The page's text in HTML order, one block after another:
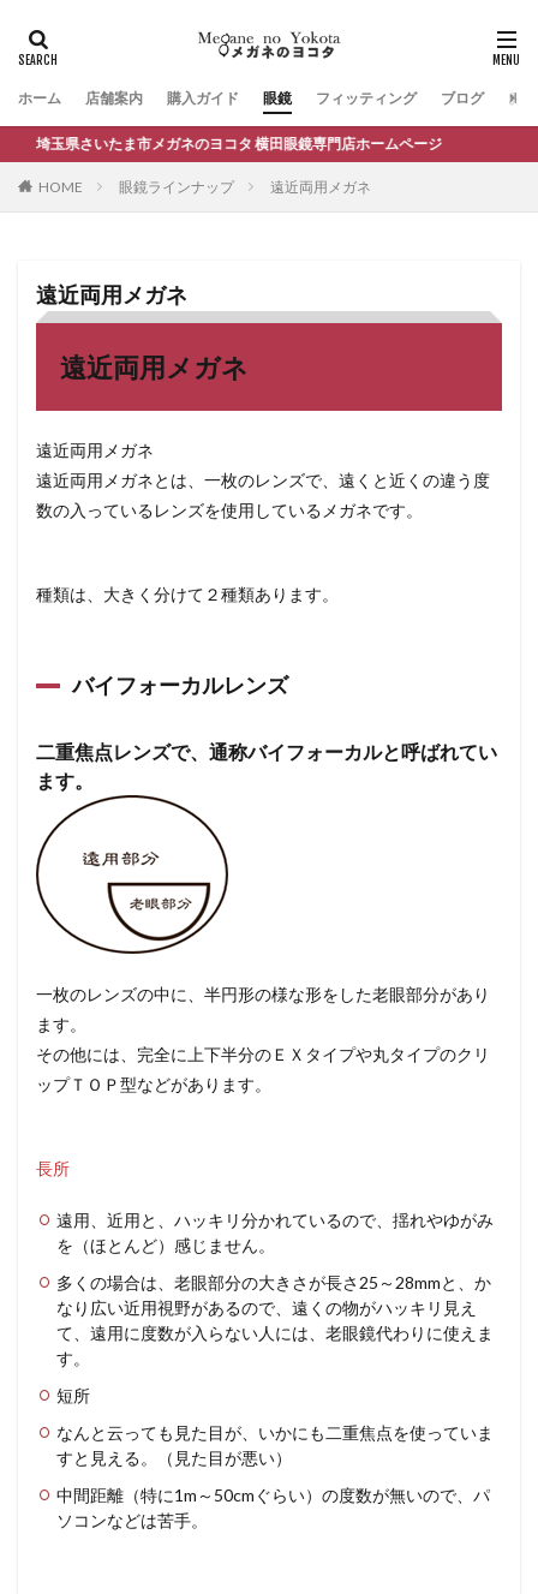
ホーム 店舗案内 購入ガイド 眼鏡 フィッティング ブログ お
埼玉県さいたま市メガネのヨコタ 横田眼鏡専門店ホームページ
HOME 眼鏡ラインナップ 遠近両用メガネ
遠近両用メガネ
遠近両用メガネ
遠近両用メガネ
遠近両用メガネとは、一枚のレンズで、遠くと近くの違う度
数の入っているレンズを使用しているメガネです。
種類は、大きく分けて２種類あります。
バイフォーカルレンズ
二重焦点レンズで、通称バイフォーカルと呼ばれてい
ます。
一枚のレンズの中に、半円形の様な形をした老眼部分があり
ます。
その他には、完全に上下半分のＥＸタイプや丸タイプのクリ
ップＴＯＰ型などがあります。
長所
遠用、近用と、ハッキリ分かれているので、揺れやゆがみ
を（ほとんど）感じません。
多くの場合は、老眼部分の大きさが長さ25～28mmと、か
なり広い近用視野があるので、遠くの物がハッキリ見え
て、遠用に度数が入らない人には、老眼鏡代わりに使えま
す。
短所
なんと云っても見た目が、いかにも二重焦点を使っていま
すと見える。（見た目が悪い）
中間距離（特に1m～50cmぐらい）の度数が無いので、パ
ソコンなどは苦手。